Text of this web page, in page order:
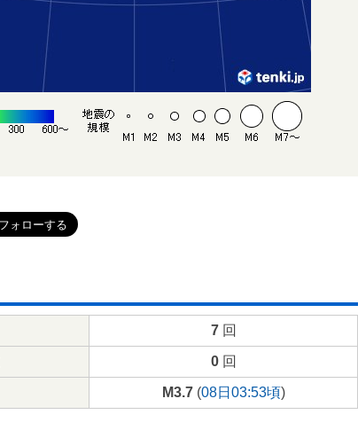
7回
0回
M3.7(08日03:53頃)